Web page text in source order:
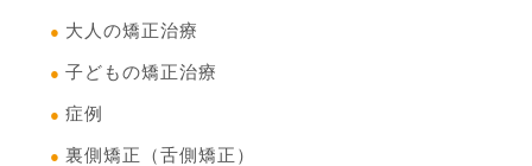
大人の矯正治療
子どもの矯正治療
症例
裏側矯正（舌側矯正）